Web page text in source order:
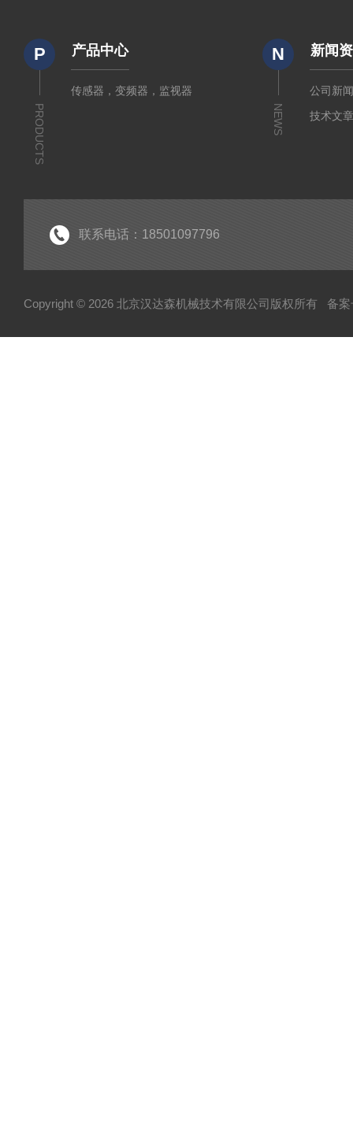
P
PRODUCTS
产品中心
传感器，变频器，监视器
N
NEWS
新闻
公司新
技术文
联系电话：18501097796
Copyright © 2026 北京汉达森机械技术有限公司版权所有 备案